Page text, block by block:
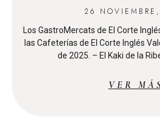
26
Los GastroMercats de El Corte
las Cafeterías de El Corte Inglés
de 2025. – El Kaki de la
VER